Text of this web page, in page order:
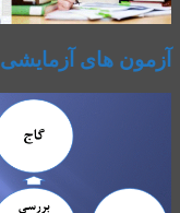
آزمون های آزمایشی